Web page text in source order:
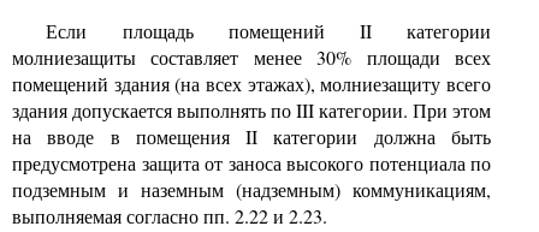
Если площадь помещений IIкатегории
молниезащиты составляет менее 30% площади всех
помещений здания (на всех этажах), молниезащиту всего
здания допускается выполнять поIIIкатегории. При этом
на вводе в помещения II категории должна быть
предусмотрена защита от заноса высокого потенциала по
подземным и наземным (надземным) коммуникациям,
выполняемая согласно пп. 2.22 и 2.23.